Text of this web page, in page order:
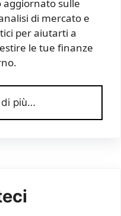
aggiornato sulle
di mercato e
per aiutarti a
le tue finanze
di più…